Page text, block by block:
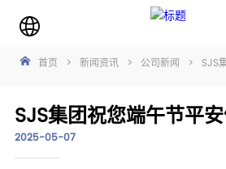
首页 > 新闻资讯 > 公司新闻 > SJS
SJS集团祝您端午节平
2025-05-07